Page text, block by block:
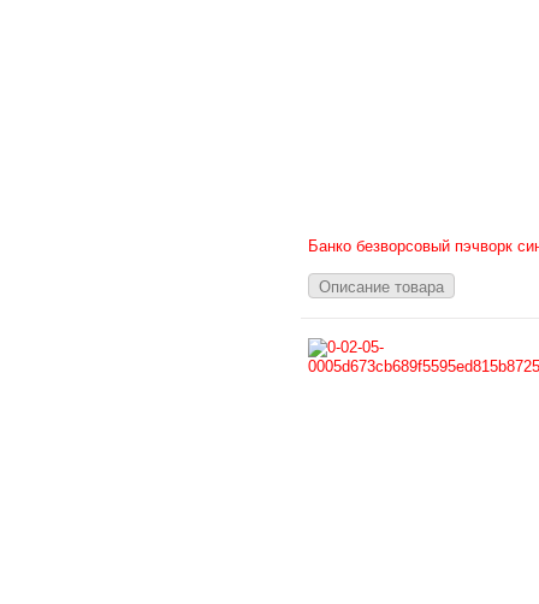
Банко безворсовый пэчворк
Описание товара